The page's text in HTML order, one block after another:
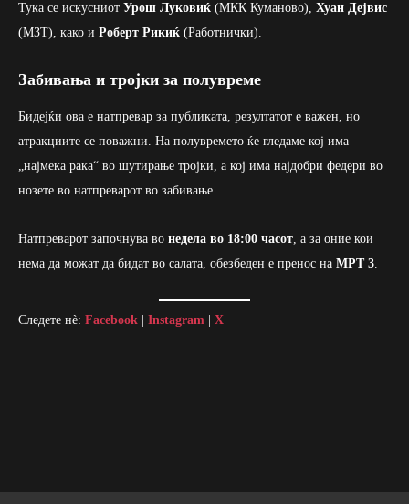
Тука се искусниот Урош Луковиќ (МКК Куманово), Хуан Дејвис
(МЗТ), како и Роберт Рикиќ (Работнички).
Забивања и тројки за полувреме
Бидејќи ова е натпревар за публиката, резултатот е важен, но
атракциите се поважни. На полувремето ќе гледаме кој има
„најмека рака“ во шутирање тројки, а кој има најдобри федери во
нозете во натпреварот во забивање.
Натпреварот започнува во недела во 18:00 часот, а за оние кои
нема да можат да бидат во салата, обезбеден е пренос на МРТ 3.
Следете нè: Facebook Instagram X